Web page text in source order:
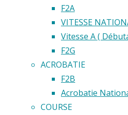
F2A
VITESSE
Vitesse A (
F2G
ACROBATIE
F2B
Acrobatie
COURSE
©2020 Vol circulaire commandé